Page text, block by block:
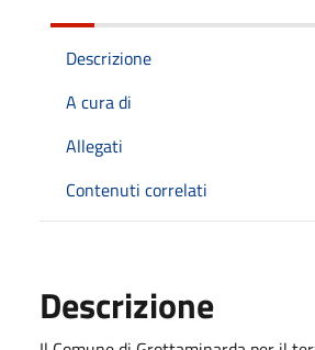
Descrizione
A cura di
Allegati
Contenuti correlati
Descrizione